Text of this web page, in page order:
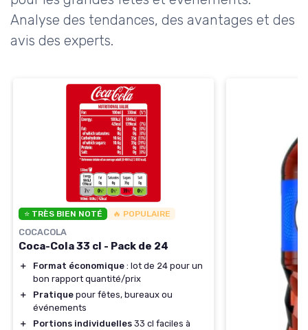
Analyse des tendances, des avantages et des
avis des experts.
⭐ TRÈS BIEN NOTÉ 🔥 POPULAIRE
COCACOLA
Coca-Cola 33 cl - Pack de 24
＋ Format économique : lot de 24 pour un
bon rapport quantité/prix
＋
Pratique pour fêtes, bureaux ou
événements
＋
Portions individuelles 33 cl faciles à